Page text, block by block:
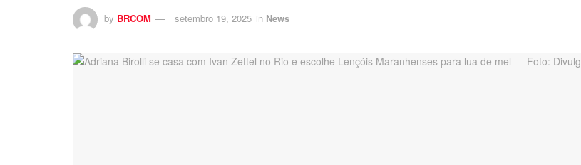
by BRCOM setembro 19, 2025 in News